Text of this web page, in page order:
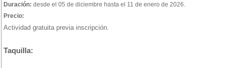
Duración: desde el 05 de diciembre hasta el 11 de enero de 2026.
Precio:
Actividad gratuita previa inscripción.
Taquilla: